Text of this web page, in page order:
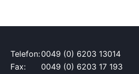
Telefon:0049 (0) 6203 13014
Fax:
0049 (0) 6203 17 193